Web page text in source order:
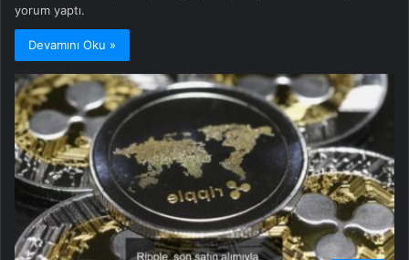
yorum yaptı.
Devamını Oku »